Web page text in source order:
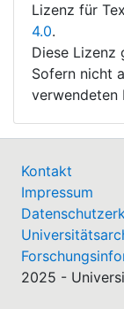
Lizenz für
4.0.
Diese Lizenz
Sofern nicht
verwendeten
Kontakt
Impressum
2025 -